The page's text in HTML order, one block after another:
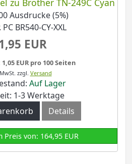
zu Brother TN-249C Cyan
Ausdrucke (5%)
BR540-CY-XXL
EUR
EUR pro 100 Seiten
zzgl. Versand
Auf Lager
1-3 Werktage
Details
Preis von: 164,95 EUR